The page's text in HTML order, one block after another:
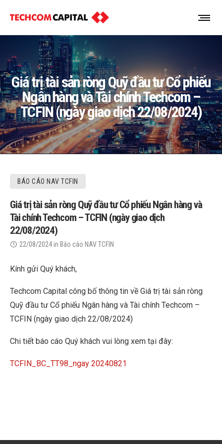
Giá trị tài sản ròng Quỹ đầu tư Cổ phiếu
Ngân hàng và Tài chính Techcom –
TCFIN (ngày giao dịch 22/08/2024)
BÁO CÁO NAV TCFIN
Giá trị tài sản ròng Quỹ đầu tư Cổ phiếu Ngân hàng và
Tài chính Techcom – TCFIN (ngày giao dịch
22/08/2024)
22/08/2024in Báo cáo NAV TCFIN
Kính gửi Quý khách,
Techcom Capital công bố thông tin về Giá trị tài sản ròng
Quỹ đầu tư Cổ phiếu Ngân hàng và Tài chính Techcom –
TCFIN (ngày giao dịch 22/08/2024)
Chi tiết báo cáo Quý khách vui lòng xem tại đây:
TCFIN_BC_TT98_ngay 20240821